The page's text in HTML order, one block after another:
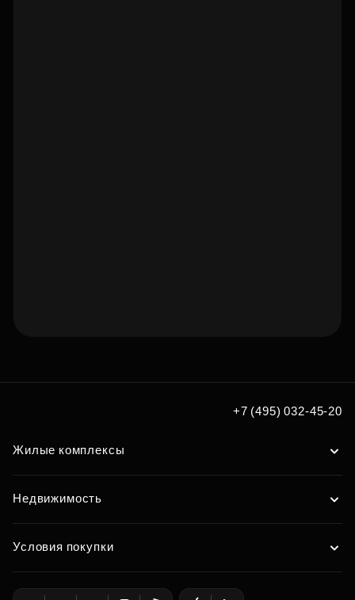
Подобрать
+7 (495) 032-45-20
Жилые комплексы
Недвижимость
Условия покупки